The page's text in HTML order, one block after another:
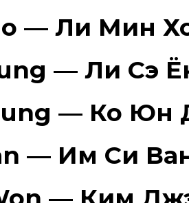
— Ли Мин
— Ли Сэ
— Ко Юн
— Им Си